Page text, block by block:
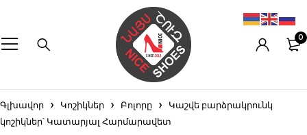
0
Գլխավոր Կոշիկներ Բոլորը
Կաշվե բարձրակրունկ
կոշիկներ՝ Կատարյալ Հարմարավետ